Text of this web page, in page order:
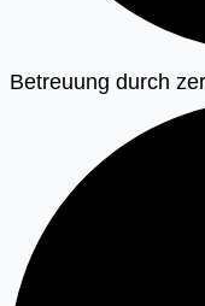
Betreuung durch